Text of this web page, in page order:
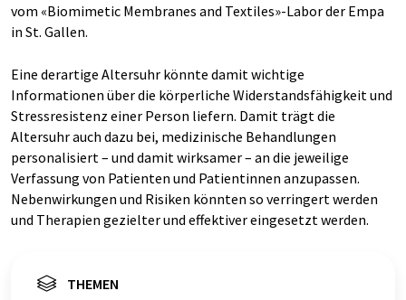
vom «Biomimetic Membranes and Textiles»-Labor der Empa
in St. Gallen.
Eine derartige Altersuhr könnte damit wichtige
Informationen über die körperliche Widerstandsfähigkeit und
Stressresistenz einer Person liefern. Damit trägt die
Altersuhr auch dazu bei, medizinische Behandlungen
personalisiert – und damit wirksamer – an die jeweilige
Verfassung von Patienten und Patientinnen anzupassen.
Nebenwirkungen und Risiken könnten so verringert werden
und Therapien gezielter und effektiver eingesetzt werden.
THEMEN